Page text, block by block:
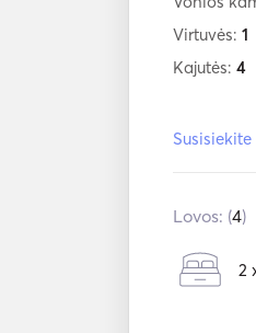
Virtuvės: 1
Kajutės: 4
Lovos: (4)
2